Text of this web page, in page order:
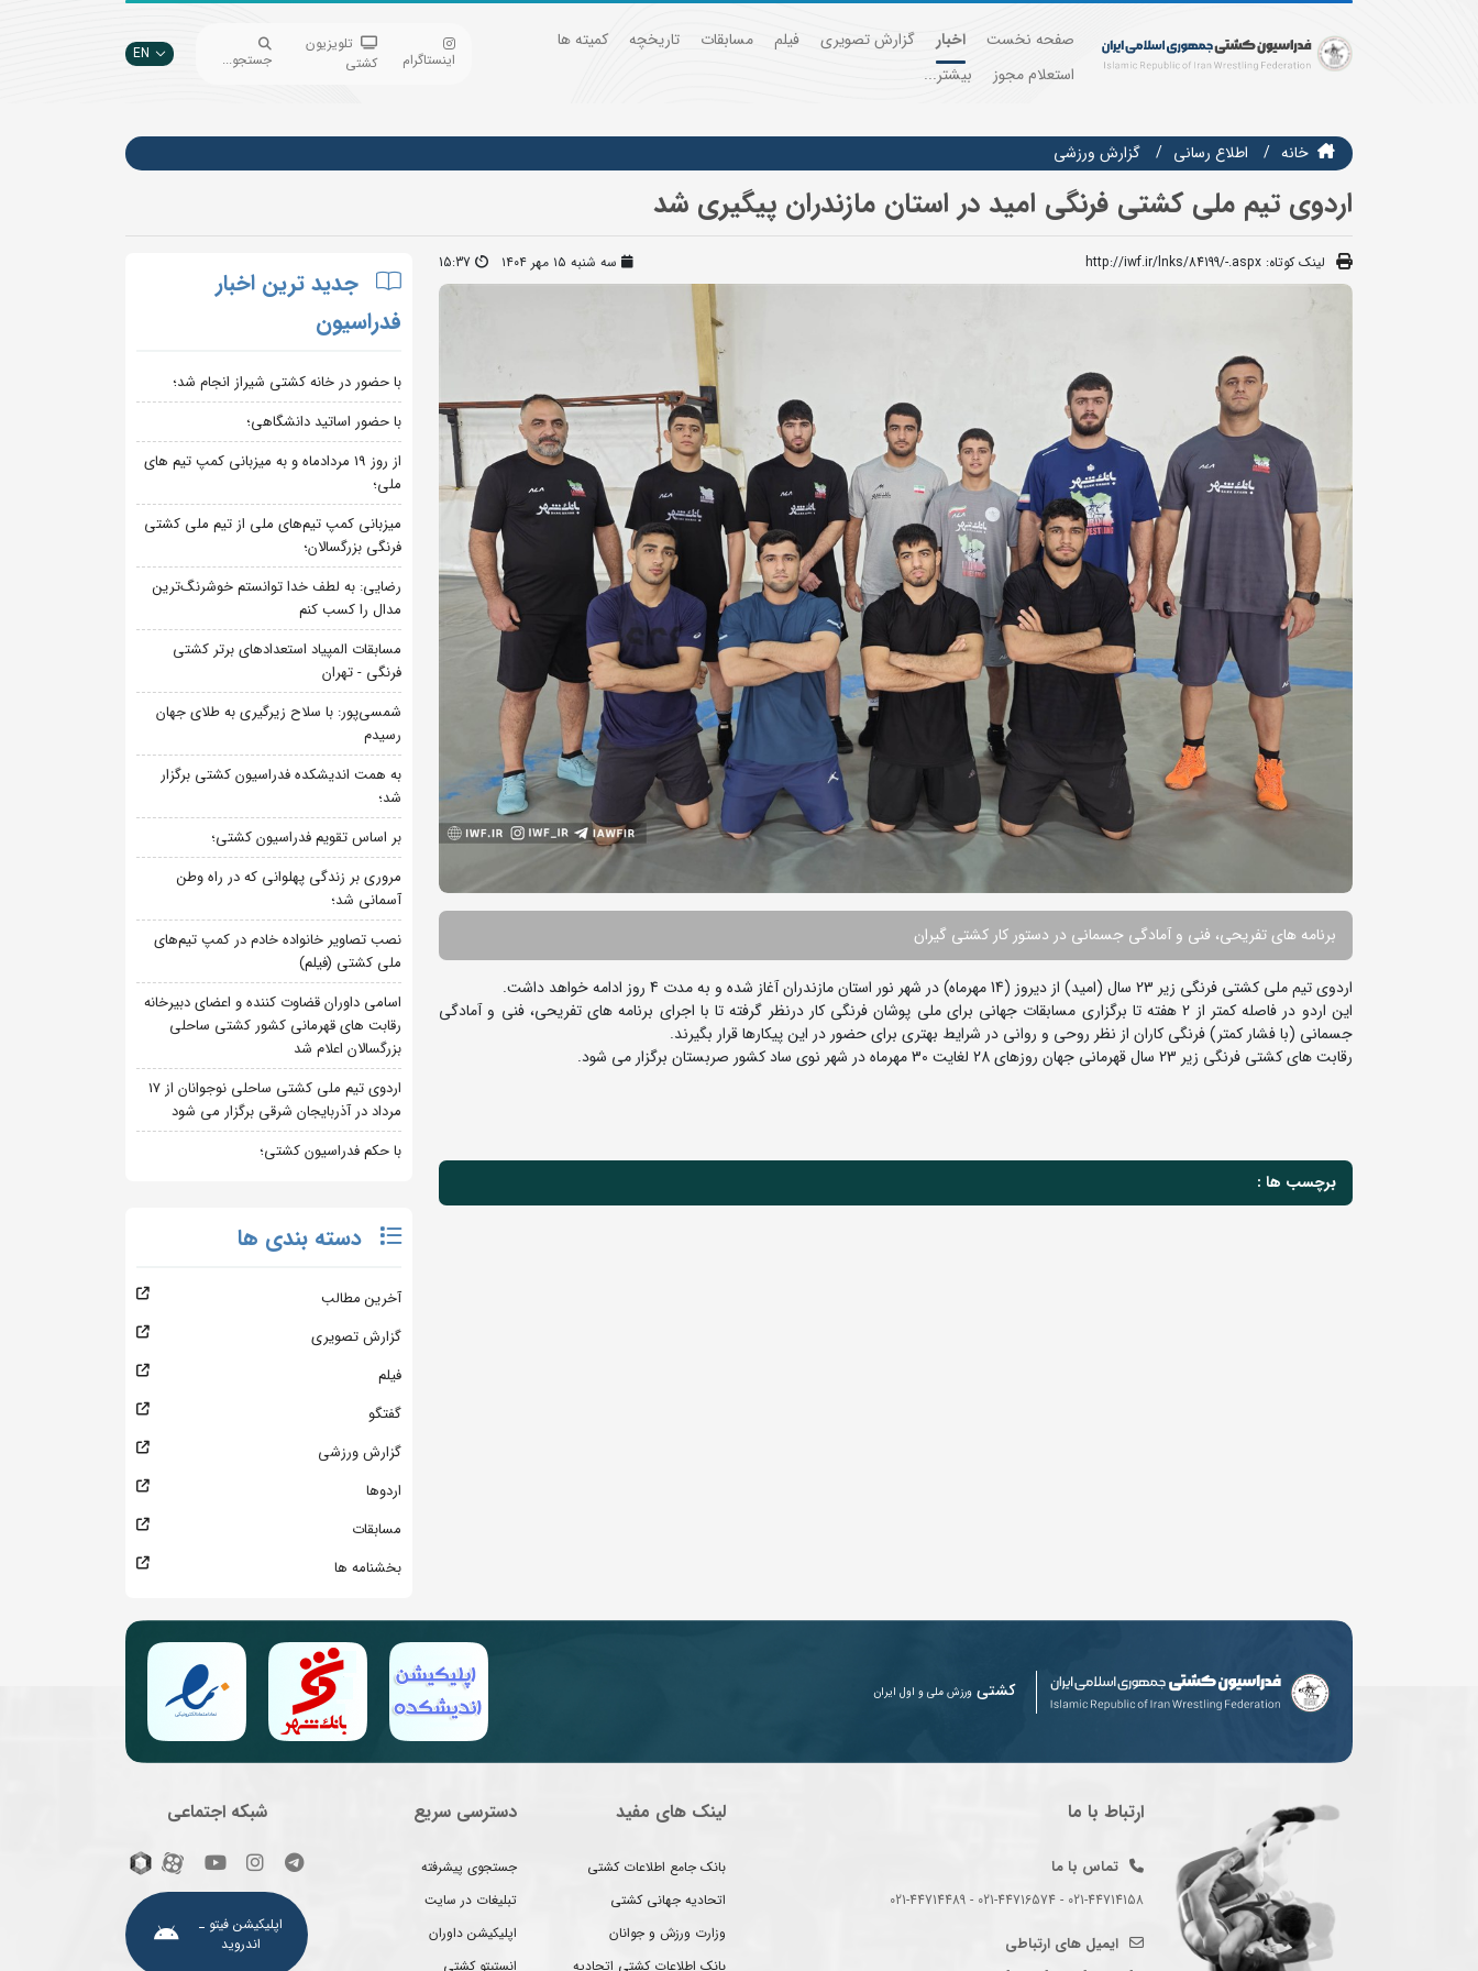
صفحه نخست اخبار گزارش تصویری فیلم مسابقات تاریخچه
کمیته ها
استعلام مجوز
بیشتر...
اینستاگرام
تلویزیون
کشتی
جستجو... EN
خانه اطلاع رسانی گزارش ورزشی
اردوی تیم ملی کشتی فرنگی امید در استان مازندران پیگیری شد
لینک کوتاه: http://iwf.ir/lnks/84199/-.aspx سه شنبه ۱۵ مهر ۱۴۰۴ 15:37
برنامه های تفریحی، فنی و آمادگی جسمانی در دستور کار کشتی گیران
اردوی تیم ملی کشتی فرنگی زیر 23 سال (امید) از دیروز (14 مهرماه) در شهر نور استان مازندران آغاز شده و به مدت 4 روز ادامه خواهد داشت.
این اردو در فاصله کمتر از 2 هفته تا برگزاری مسابقات جهانی برای ملی پوشان فرنگی کار درنظر گرفته تا با اجرای برنامه های تفریحی، فنی و آمادگی
جسمانی (با فشار کمتر) فرنگی کاران از نظر روحی و روانی در شرایط بهتری برای حضور در این پیکارها قرار بگیرند.
رقابت های کشتی فرنگی زیر 23 سال قهرمانی جهان روزهای 28 لغایت 30 مهرماه در شهر نوی ساد کشور صربستان برگزار می شود.
برچسب ها :
جدید ترین اخبار
فدراسیون
با حضور در خانه کشتی شیراز انجام شد؛
با حضور اساتید دانشگاهی؛
از روز 19 مردادماه و به میزبانی کمپ تیم های
ملی؛
میزبانی کمپ تیم‌های ملی از تیم ملی کشتی
فرنگی بزرگسالان؛
رضایی: به لطف خدا توانستم خوشرنگ‌ترین
مدال را کسب کنم
مسابقات المپیاد استعدادهای برتر کشتی
فرنگی - تهران
شمسی‌پور: با سلاح زیرگیری به طلای جهان
رسیدم
به همت اندیشکده فدراسیون کشتی برگزار
شد؛
بر اساس تقویم فدراسیون کشتی؛
مروری بر زندگی پهلوانی که در راه وطن
آسمانی شد؛
نصب تصاویر خانواده خادم در کمپ تیم‌های
ملی کشتی (فیلم)
اسامی داوران قضاوت کننده و اعضای دبیرخانه
رقابت های قهرمانی کشور کشتی ساحلی
بزرگسالان اعلام شد
اردوی تیم ملی کشتی ساحلی نوجوانان از 17
مرداد در آذربایجان شرقی برگزار می شود
با حکم فدراسیون کشتی؛
دسته بندی ها
آخرین مطالب
گزارش تصویری
فیلم
گفتگو
گزارش ورزشی
اردوها
مسابقات
بخشنامه ها
کشتی ورزش ملی و اول ایران
ارتباط با ما
تماس با ما
021-44714158 - 021-44716574 - 021-44714489
ایمیل های ارتباطی
لینک های مفید
بانک جامع اطلاعات کشتی
اتحادیه جهانی کشتی
وزارت ورزش و جوانان
بانک اطلاعات کشتی اتحادیه
دسترسی سریع
جستجوی پیشرفته
تبلیغات در سایت
اپلیکیشن داوران
انستیتو کشتی
شبکه اجتماعی
اپلیکیشن فیتو ـ
اندروید